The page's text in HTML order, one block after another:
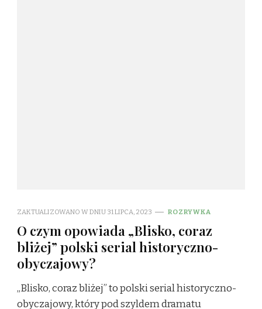
ZAKTUALIZOWANO W DNIU 31 LIPCA, 2023 ROZRYWKA
O czym opowiada „Blisko, coraz
bliżej” polski serial historyczno-
obyczajowy?
„Blisko, coraz bliżej” to polski serial historyczno-
obyczajowy, który pod szyldem dramatu